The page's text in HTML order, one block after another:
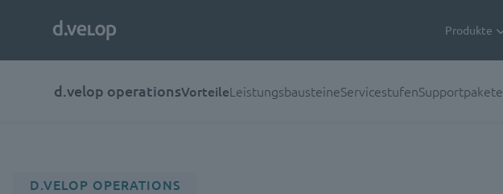
Produkte
d.velop operationsVorteileLeistungsbausteineServicestufenSupportpakete
D.VELOP OPERATIONS